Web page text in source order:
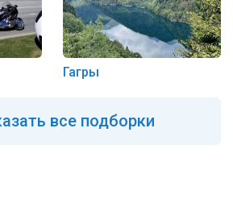
Гагры
все подборки